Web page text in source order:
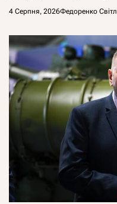
4 Серпня, 2026Федоренко